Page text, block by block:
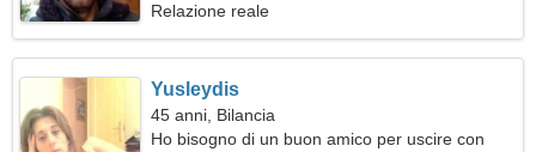
Relazione reale
Yusleydis
45 anni, Bilancia
Ho bisogno di un buon amico per uscire con